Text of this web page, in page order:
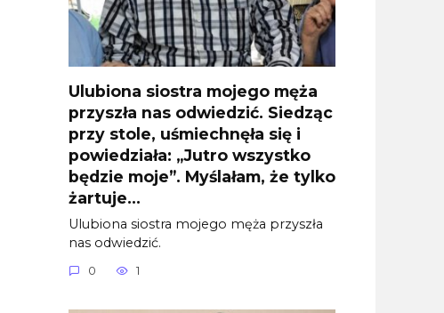
Ulubiona siostra mojego męża
przyszła nas odwiedzić. Siedząc
przy stole, uśmiechnęła się i
powiedziała: „Jutro wszystko
będzie moje”. Myślałam, że tylko
żartuje…
Ulubiona siostra mojego męża przyszła
nas odwiedzić.
0 1